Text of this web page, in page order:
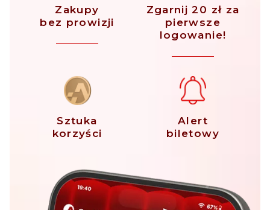
Zakupy
bez prowizji
Zgarnij 20 zł za
pierwsze
logowanie!
Sztuka
korzyści
Alert
biletowy